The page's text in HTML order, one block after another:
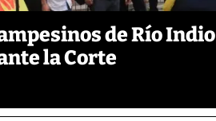
de Río Indio
la Corte